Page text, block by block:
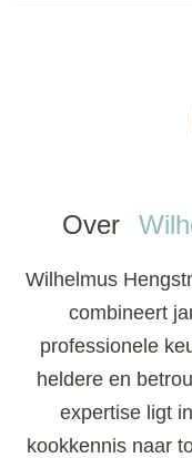
Over
Wilhelmus
combineert
professionele
heldere en
expertise ligt
kookkennis naar